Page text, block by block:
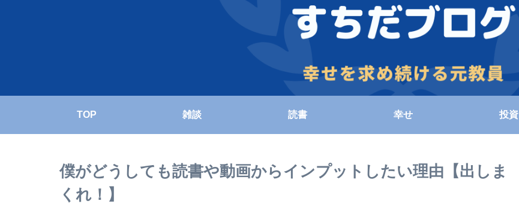
TOP 雑談 読書 幸せ 投資
僕がどうしても読書や動画からインプットしたい理由【出しま
くれ！】